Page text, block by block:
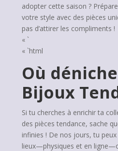
adopter cette saison ?
votre style avec des pièces
pas d’attirer les compliments !
« `
« `html
Où
Bijoux
Si tu cherches à enrichir ta
des pièces tendance, sache
infinies ! De nos jours, tu
lieux—physiques et en